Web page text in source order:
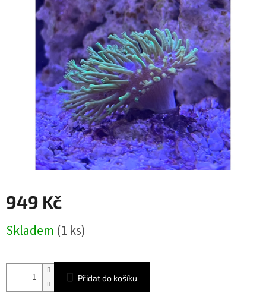
hvězdiček.
949 Kč
cena:
Skladem (1 ks)
Přidat do košíku